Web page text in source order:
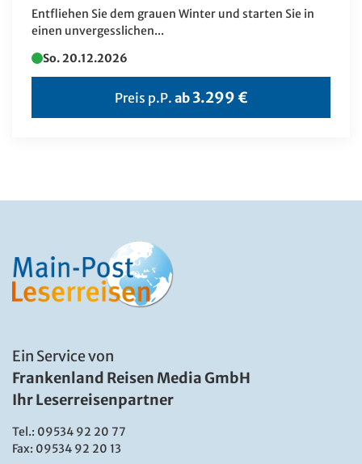
Entfliehen Sie dem grauen Winter und starten Sie in
einen unvergesslichen...
So. 20.12.2026
Preis p.P. ab 3.299 €
Ein Service von
Frankenland Reisen Media GmbH
Ihr Leserreisenpartner
Tel.: 09534 92 20 77
Fax: 09534 92 20 13